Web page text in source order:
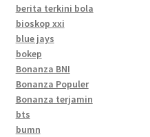
berita terkini bola
bioskop xxi
blue jays
bokep
Bonanza BNI
Bonanza Populer
Bonanza terjamin
bts
bumn